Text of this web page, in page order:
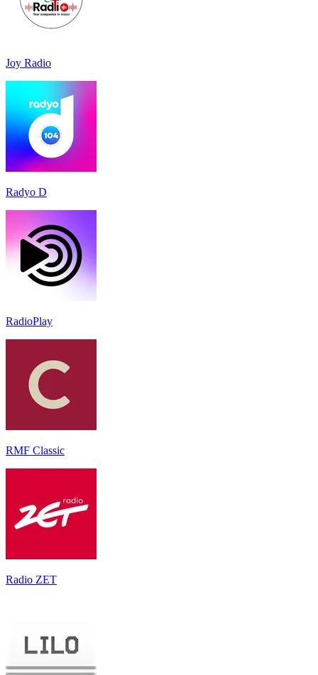
Joy Radio
Radyo D
RadioPlay
RMF Classic
Radio ZET